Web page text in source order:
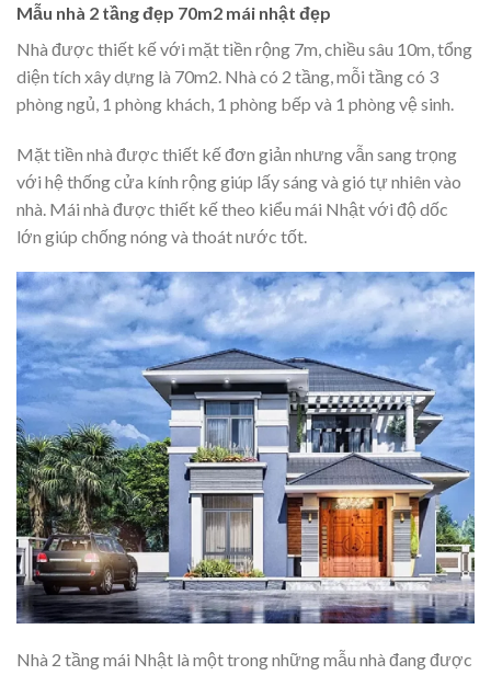
Mẫu nhà 2 tầng đẹp 70m2 mái nhật đẹp
Nhà được thiết kế với mặt tiền rộng 7m, chiều sâu 10m, tổng
diện tích xây dựng là 70m2. Nhà có 2 tầng, mỗi tầng có 3
phòng ngủ, 1 phòng khách, 1 phòng bếp và 1 phòng vệ sinh.
Mặt tiền nhà được thiết kế đơn giản nhưng vẫn sang trọng
với hệ thống cửa kính rộng giúp lấy sáng và gió tự nhiên vào
nhà. Mái nhà được thiết kế theo kiểu mái Nhật với độ dốc
lớn giúp chống nóng và thoát nước tốt.
Nhà 2 tầng mái Nhật là một trong những mẫu nhà đang được